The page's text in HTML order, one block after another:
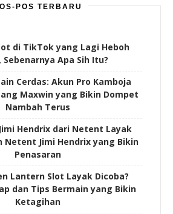
POS TERBARU
di TikTok yang Lagi Heboh
Apa Sih Itu?
Cerdas: Akun Pro Kamboja
Maxwin yang Bikin Dompet
Nambah Terus
Hendrix dari Netent Layak
Netent Jimi Hendrix yang Bikin
Penasaran
Lantern Slot Layak Dicoba?
dan Tips Bermain yang Bikin
Ketagihan